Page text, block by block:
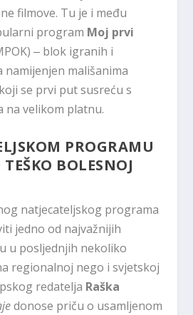
filmove. Tu je i među
program Moj prvi
‒ blok igranih i
mališanima
se prvi put susreću s
na velikom platnu.
PROGRAMU
BOLESNOJ
natjecateljskog programa
jedno od najvažnijih
u posljednjih nekoliko
regionalnoj nego i svjetskoj
redatelja Raška
donose priču o usamljenom